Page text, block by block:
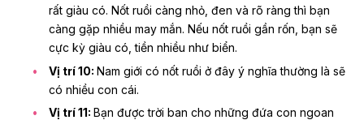
rất giàu có. Nốt ruồi càng nhỏ, đen và rõ ràng thì bạn
càng gặp nhiều may mắn. Nếu nốt ruồi gần rốn, bạn sẽ
cực kỳ giàu có, tiền nhiều như biển.
Vị trí 10: Nam giới có nốt ruồi ở đây ý nghĩa thường là sẽ
có nhiều con cái.
Vị trí 11: Bạn được trời ban cho những đứa con ngoan